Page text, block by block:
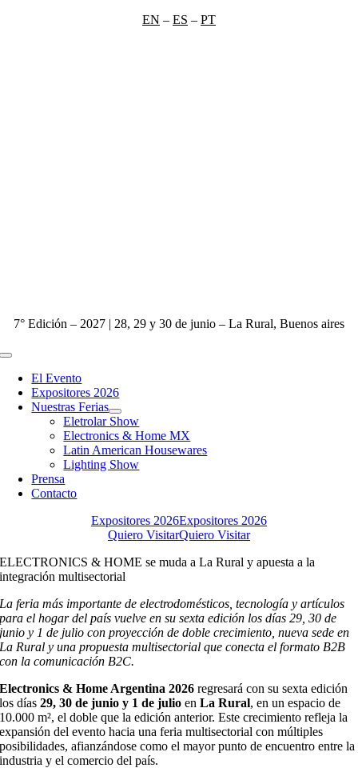
EN – ES – PT
7° Edición – 2027 | 28, 29 y 30 de junio – La Rural, Buenos aires
Toggle
NavigationEl Evento
Expositores 2026
Nuestras Ferias
Eletrolar Show
Electronics & Home MX
Latin American Housewares
Lighting Show
Prensa
Contacto
Expositores 2026Expositores 2026
Quiero VisitarQuiero Visitar
ELECTRONICS & HOME se muda a La Rural y apuesta a la
integración multisectorial
La feria más importante de electrodomésticos, tecnología y artículos
para el hogar del país vuelve en su sexta edición los días 29, 30 de
junio y 1 de julio con proyección de doble crecimiento, nueva sede en
La Rural y una propuesta multisectorial que conecta el formato B2B
con la comunicación B2C.
Electronics & Home Argentina 2026 regresará con su sexta edición
los días29, 30 de junio y 1 de julio en La Rural, en un espacio de
10.000 m², el doble que la edición anterior. Este crecimiento refleja la
expansión del evento hacia una feria multisectorial con múltiples
posibilidades, afianzándose como el mayor punto de encuentro entre la
industria y el comercio del país.